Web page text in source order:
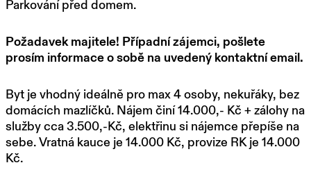
Parkování před domem.
Požadavek majitele! Případní zájemci, pošlete
prosím informace o sobě na uvedený kontaktní email.
Byt je vhodný ideálně pro max 4 osoby, nekuřáky, bez
domácích mazlíčků. Nájem činí 14.000,- Kč + zálohy na
služby cca 3.500,-Kč, elektřinu si nájemce přepíše na
sebe. Vratná kauce je 14.000 Kč, provize RK je 14.000
Kč.